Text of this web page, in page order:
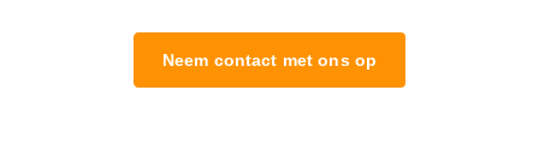
Neem contact met ons op